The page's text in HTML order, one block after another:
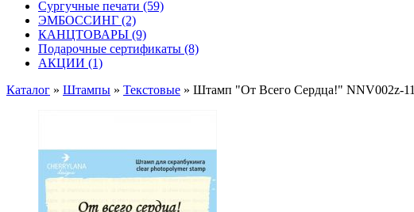
Сургучные печати (59)
ЭМБОССИНГ (2)
КАНЦТОВАРЫ (9)
Подарочные сертификаты (8)
АКЦИИ (1)
Каталог » Штампы » Текстовые » Штамп "От Всего Сердца!" NNV002z-11